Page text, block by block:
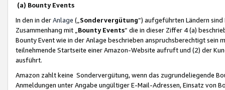
(a) Bounty Events
In den in derAnlage („ Sondervergütung“) aufgeführten Ländern
Zusammenhang mit „ Bounty Events“ die in dieser Ziffer 4 (a)
Bounty Event wie in der Anlage beschrieben anspruchsberechtigt sein
teilnehmende Startseite einer Amazon-Website aufruft und (2) der
ausführt.
Amazon zahlt keine Sondervergütung, wenn das zugrundeliegende
Anmeldungen unter Angabe ungültiger E-Mail-Adressen, Einsatz von